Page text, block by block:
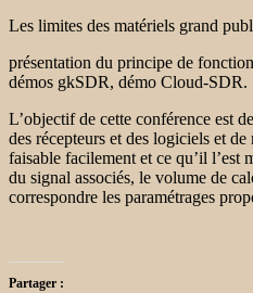
Les limites des matériels grand
présentation du principe de
démos gkSDR, démo Cloud-SDR.
L’objectif de cette conférence est
des récepteurs et des logiciels et
faisable facilement et ce qu’il l’est
du signal associés, le volume de
correspondre les paramétrages
Partager :